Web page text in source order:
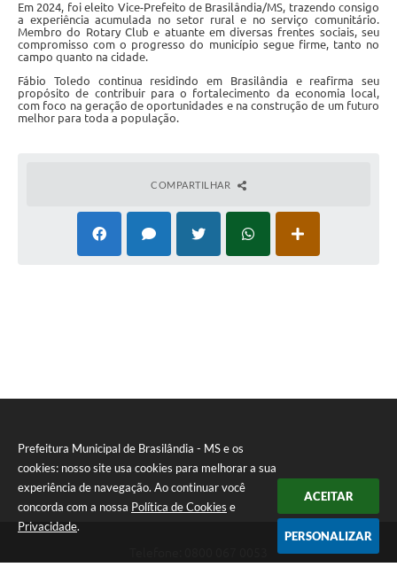
Prefeitura Municipal de Brasilândia - MS e os
cookies: nosso site usa cookies para melhorar a sua
experiência de navegação. Ao continuar você
concorda com a nossa Política de Cookies e
Privacidade.
ACEITAR
PERSONALIZAR
Em 2024, foi eleito Vice-Prefeito de Brasilândia/MS, trazendo consigo
a experiência acumulada no setor rural e no serviço comunitário.
Membro do Rotary Club e atuante em diversas frentes sociais, seu
compromisso com o progresso do município segue firme, tanto no
campo quanto na cidade.
Fábio Toledo continua residindo em Brasilândia e reafirma seu
propósito de contribuir para o fortalecimento da economia local,
com foco na geração de oportunidades e na construção de um futuro
melhor para toda a população.
COMPARTILHAR